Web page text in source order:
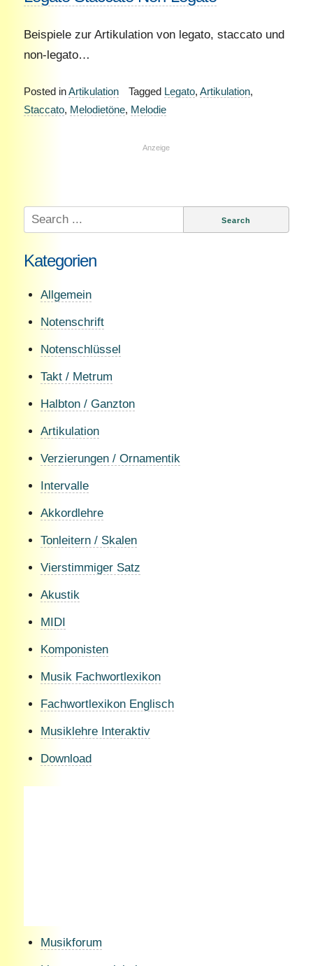
Beispiele zur Artikulation von legato, staccato und
non-legato…
Posted inArtikulation Tagged Legato, Artikulation,
Staccato, Melodietöne, Melodie
Anzeige
Search
for:
Kategorien
Allgemein
Notenschrift
Notenschlüssel
Takt / Metrum
Halbton / Ganzton
Artikulation
Verzierungen / Ornamentik
Intervalle
Akkordlehre
Tonleitern / Skalen
Vierstimmiger Satz
Akustik
MIDI
Komponisten
Musik Fachwortlexikon
Fachwortlexikon Englisch
Musiklehre Interaktiv
Download
Musikforum